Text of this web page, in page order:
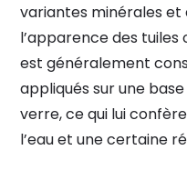
variantes minérales
l’apparence des tuiles
est généralement
appliqués sur une
verre, ce qui lui
l’eau et une certaine